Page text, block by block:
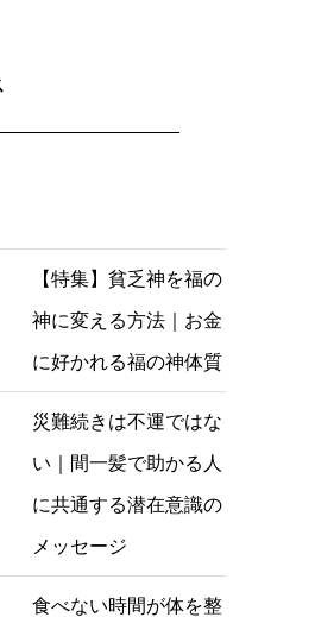
【特集】貧乏神を福の
神に変える方法｜お金
に好かれる福の神体質
災難続きは不運ではな
い｜間一髪で助かる人
に共通する潜在意識の
メッセージ
食べない時間が体を整